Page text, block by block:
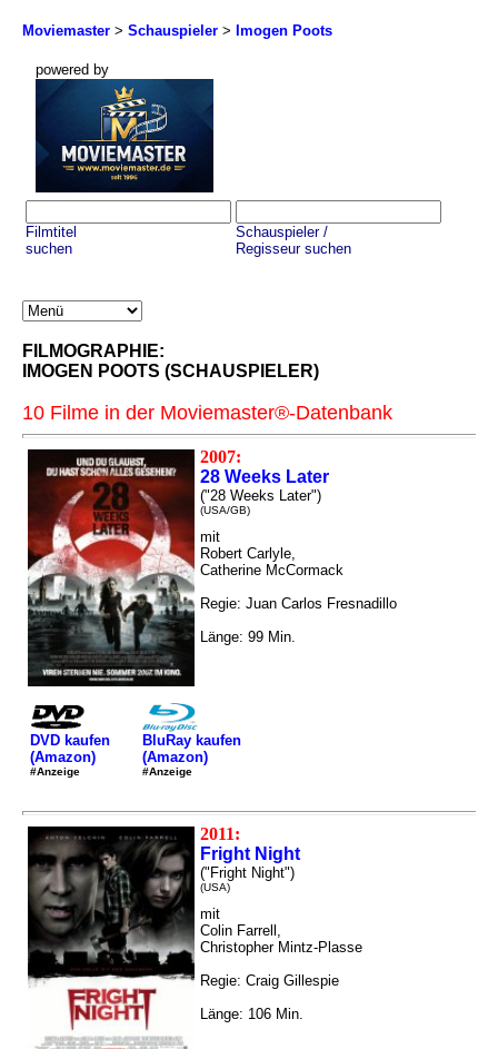
Moviemaster > Schauspieler > Imogen Poots
powered by
Filmtitel
suchen
Schauspieler /
Regisseur suchen
FILMOGRAPHIE:
IMOGEN POOTS (SCHAUSPIELER)
10 Filme in der Moviemaster®-Datenbank
2007:
28 Weeks Later
("28 Weeks Later")
(USA/GB)
mit
Robert Carlyle,
Catherine McCormack
Regie: Juan Carlos Fresnadillo
Länge: 99 Min.
DVD kaufen
(Amazon)
#Anzeige
BluRay kaufen
(Amazon)
#Anzeige
2011:
Fright Night
("Fright Night")
(USA)
mit
Colin Farrell,
Christopher Mintz-Plasse
Regie: Craig Gillespie
Länge: 106 Min.